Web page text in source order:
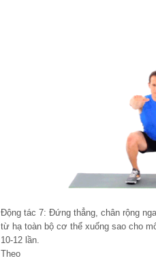
Động tác 7: Đứng thẳng, chân rộng
từ hạ toàn bộ cơ thể xuống sao cho
10-12 lần.
Theo